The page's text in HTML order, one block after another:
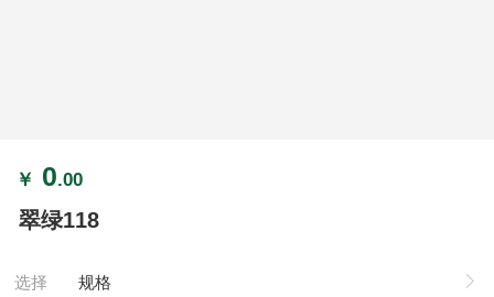
￥ 0.00
翠绿118
选择 规格